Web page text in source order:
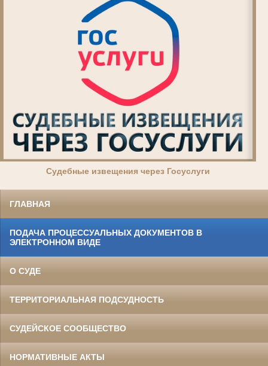
Судебные извещения через Госуслуги
ГЛАВНАЯ
ПОДАЧА ПРОЦЕССУАЛЬНЫХ ДОКУМЕНТОВ В
ЭЛЕКТРОННОМ ВИДЕ
О СУДЕ
ТЕРРИТОРИАЛЬНАЯ ПОДСУДНОСТЬ
СУДЕЙСКОЕ СООБЩЕСТВО
НОРМАТИВНЫЕ АКТЫ